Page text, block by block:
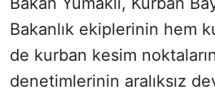
Bakanlık ekiplerinin hem
de kurban kesim
denetimlerinin aralıksız